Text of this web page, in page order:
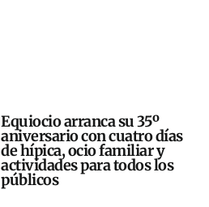
Equiocio arranca su 35º
aniversario con cuatro días
de hípica, ocio familiar y
actividades para todos los
públicos